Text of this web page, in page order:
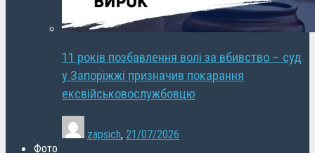
11 років позбавлення волі за вбивство – суд
у Запоріжжі призначив покарання
ексвійськовослужбовцю
zapsich, 21/07/2026
Фото